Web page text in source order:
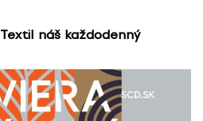
Textil náš každodenný